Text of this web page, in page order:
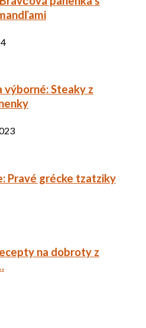
výborné: Steaky z
Pravé grécke tzatziky
na dobroty z